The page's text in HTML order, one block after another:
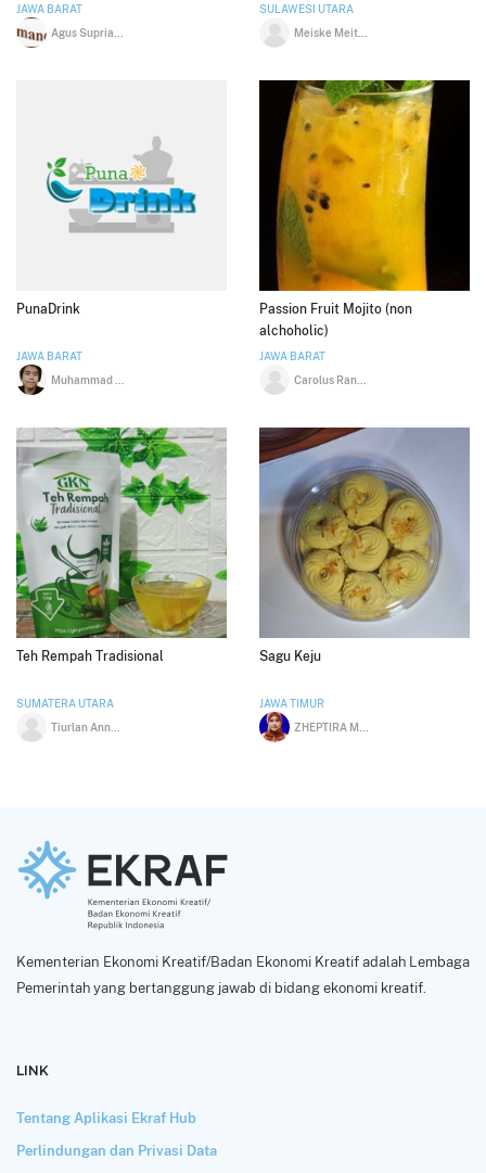
JAWA BARAT
SULAWESI UTARA
PunaDrink
JAWA BARAT
Passion Fruit Mojito (non
alchoholic)
JAWA BARAT
Teh Rempah Tradisional
SUMATERA UTARA
Sagu Keju
JAWA TIMUR
Kementerian Ekonomi Kreatif/Badan Ekonomi Kreatif adalah Lembaga
Pemerintah yang bertanggung jawab di bidang ekonomi kreatif.
LINK
Tentang Aplikasi Ekraf Hub
Perlindungan dan Privasi Data